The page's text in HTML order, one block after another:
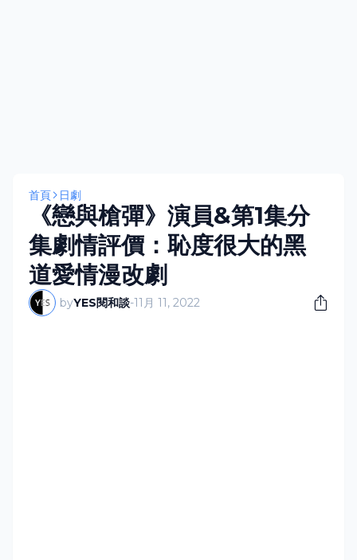
首頁 日劇
《戀與槍彈》演員&第1集分
集劇情評價：恥度很大的黑
道愛情漫改劇
byYES閱和談-11月 11, 2022